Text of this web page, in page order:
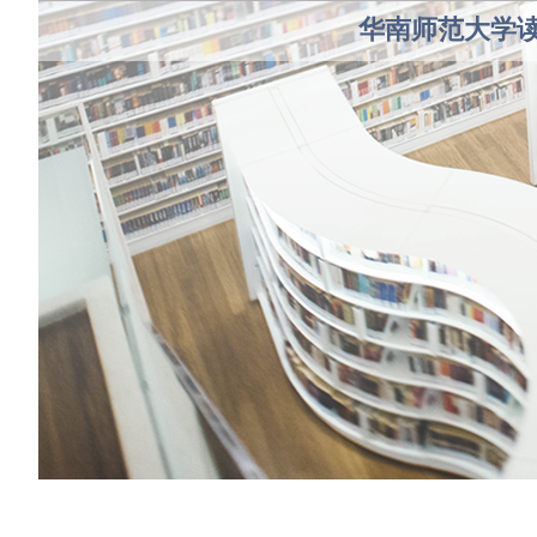
华南师范大学